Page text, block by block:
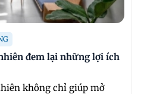
đem lại những lợi ích
không chỉ giúp mở